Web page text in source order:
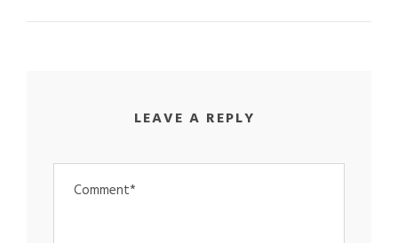
LEAVE A REPLY